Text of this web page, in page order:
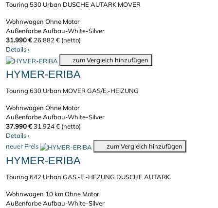
Touring 530 Urban DUSCHE AUTARK MOVER
Wohnwagen Ohne Motor
Außenfarbe Aufbau-White-Silver
31.990 € 26.882 € (netto)
Details›
zum Vergleich hinzufügen
HYMER-ERIBA
Touring 630 Urban MOVER GAS/E.-HEIZUNG
Wohnwagen Ohne Motor
Außenfarbe Aufbau-White-Silver
37.990 €31.924 € (netto)
Details›
neuer Preis
zum Vergleich hinzufügen
HYMER-ERIBA
Touring 642 Urban GAS.-E.-HEZUNG DUSCHE AUTARK
Wohnwagen 10 kmOhne Motor
Außenfarbe Aufbau-White-Silver